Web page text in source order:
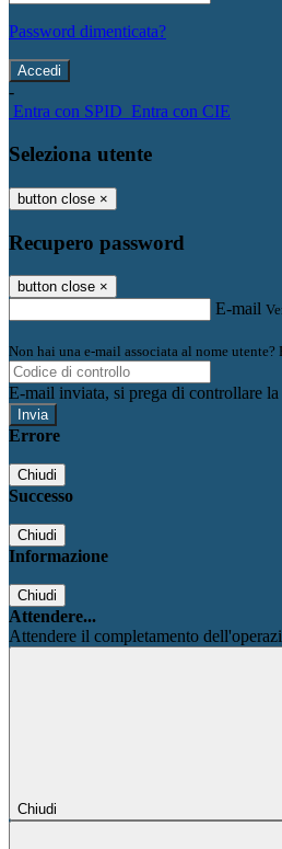
Password dimenticata?
-
Entra con SPID Entra con CIE
Seleziona utente
button close ×
Recupero password
button close ×
E-mail
Non hai una e-mail associata al nome
E-mail inviata, si prega di controllare
Errore
Chiudi
Successo
Chiudi
Informazione
Chiudi
Attendere...
Attendere il completamento
Chiudi